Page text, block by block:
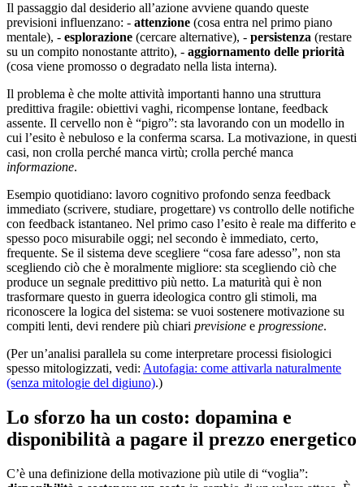
Il passaggio dal desiderio all’azione avviene quando queste
previsioni influenzano: - attenzione (cosa entra nel primo piano
mentale), - esplorazione (cercare alternative), - persistenza (restare
su un compito nonostante attrito), - aggiornamento delle priorità
(cosa viene promosso o degradato nella lista interna).
Il problema è che molte attività importanti hanno una struttura
predittiva fragile: obiettivi vaghi, ricompense lontane, feedback
assente. Il cervello non è “pigro”: sta lavorando con un modello in
cui l’esito è nebuloso e la conferma scarsa. La motivazione, in questi
casi, non crolla perché manca virtù; crolla perché manca
informazione.
Esempio quotidiano: lavoro cognitivo profondo senza feedback
immediato (scrivere, studiare, progettare) vs controllo delle notifiche
con feedback istantaneo. Nel primo caso l’esito è reale ma differito e
spesso poco misurabile oggi; nel secondo è immediato, certo,
frequente. Se il sistema deve scegliere “cosa fare adesso”, non sta
scegliendo ciò che è moralmente migliore: sta scegliendo ciò che
produce un segnale predittivo più netto. La maturità qui è non
trasformare questo in guerra ideologica contro gli stimoli, ma
riconoscere la logica del sistema: se vuoi sostenere motivazione su
compiti lenti, devi rendere più chiari previsione e progressione.
(Per un’analisi parallela su come interpretare processi fisiologici
spesso mitologizzati, vedi: Autofagia: come attivarla naturalmente
(senza mitologie del digiuno).)
Lo sforzo ha un costo: dopamina e
disponibilità a pagare il prezzo energetico
C’è una definizione della motivazione più utile di “voglia”: